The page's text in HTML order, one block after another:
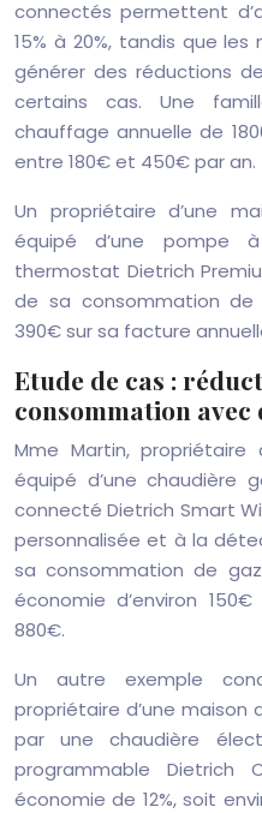
connectés permettent
15% à 20%, tandis que
générer des réductions
certains cas. Une
chauffage annuelle de
entre 180€ et 450€ par an.
Un propriétaire d’une
équipé d’une pompe
thermostat Dietrich
de sa consommation
390€ sur sa facture
Etude de cas :
consommation
Mme Martin, propriétaire
équipé d’une chaudière
connecté Dietrich Smart
personnalisée et à la
sa consommation de
économie d’environ
880€.
Un autre exemple
propriétaire d’une maison
par une chaudière
programmable
économie de 12%, soit